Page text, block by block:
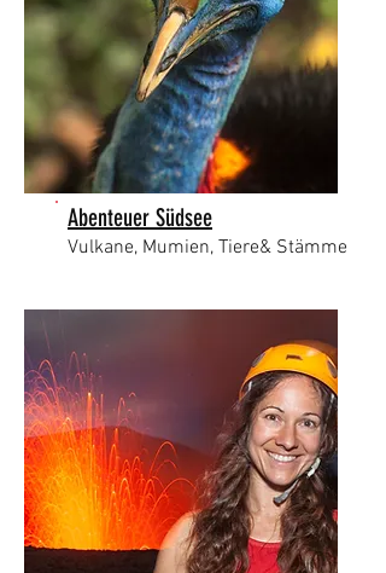
Abenteuer Südsee
Vulkane, Mumien, Tiere& Stämme